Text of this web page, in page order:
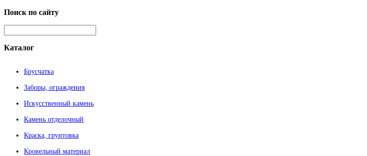
Поиск по сайту
Каталог
Брусчатка
Заборы, ограждения
Искусственный камень
Камень отделочный
Краска, грунтовка
Кровельный материал